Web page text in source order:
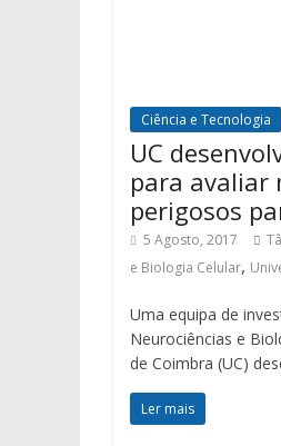
Ciência e Tecnologia
UC
para avaliar
perigosos
5 Agosto, 2017
e Biologia Celular,
Uma equipa de
Neurociências e
de Coimbra (UC)
Ler mais